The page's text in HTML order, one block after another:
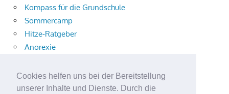
Cookies helfen uns bei der Bereitstellung
unserer Inhalte und Dienste. Durch die
Kompass für die Grundschule
Sommercamp
Hitze-Ratgeber
Anorexie
Integratives Sommercamp der Bogenschützen
Sommertour